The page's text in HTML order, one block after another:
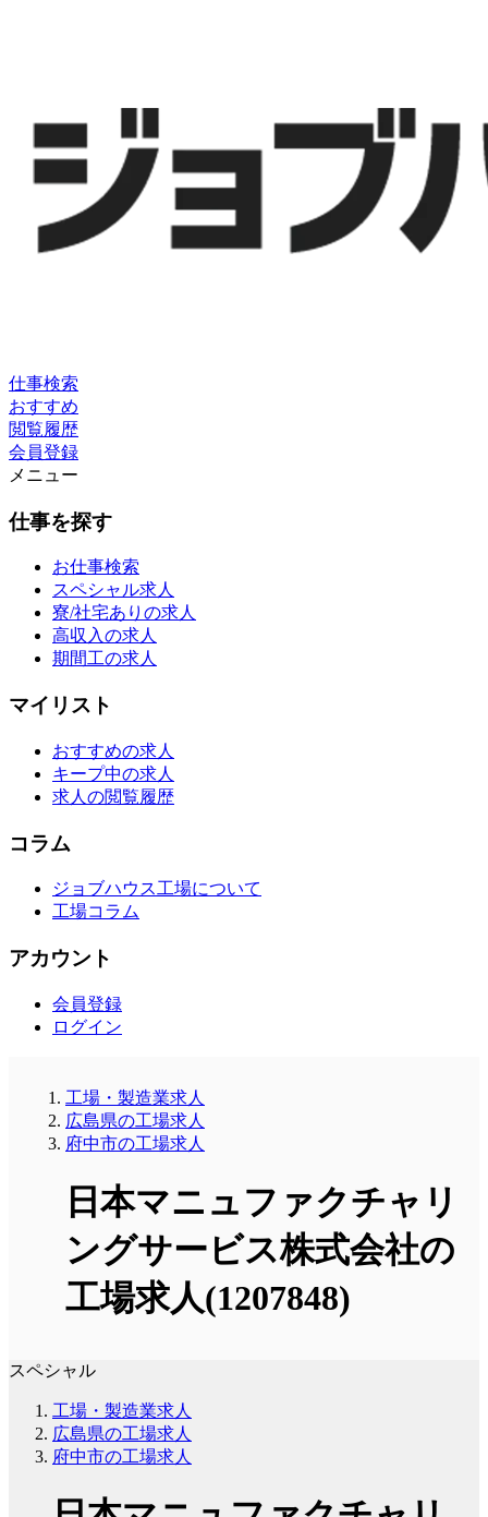
仕事検索
おすすめ
閲覧履歴
会員登録
メニュー
仕事を探す
お仕事検索
スペシャル求人
寮/社宅ありの求人
高収入の求人
期間工の求人
マイリスト
おすすめの求人
キープ中の求人
求人の閲覧履歴
コラム
ジョブハウス工場について
工場コラム
アカウント
会員登録
ログイン
工場・製造業求人
広島県の工場求人
府中市の工場求人
日本マニュファクチャリ
ングサービス株式会社の
工場求人(1207848)
スペシャル
工場・製造業求人
広島県の工場求人
府中市の工場求人